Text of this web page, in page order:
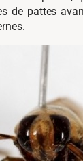
de pattes